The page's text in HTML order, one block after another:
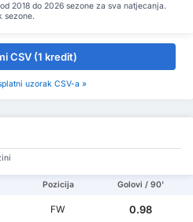
2018 do 2026 sezone za sva natjecanja.
sezone.
CSV (1 kredit)
uzorak CSV-a »
Pozicija Golovi / 90'
FW
0.98